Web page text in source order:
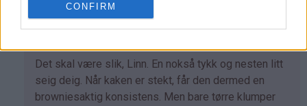
CONFIRM
Som
svar
på
Det skal være slik, Linn. En nokså tykk og nesten litt
seig deig. Når kaken er stekt, får den dermed en
browniesaktig konsistens. Men bare tørre klumper